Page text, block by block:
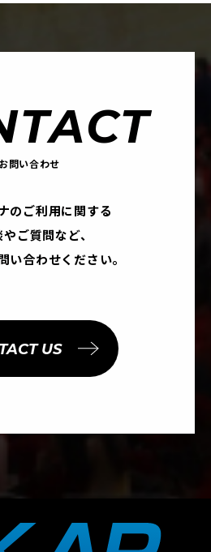
お問い合わせ
のご利用に関する
ご質問など、
い合わせください。
US